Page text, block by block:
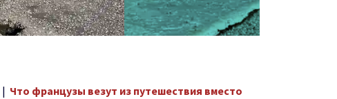
| Что французы везут из путешествия вместо